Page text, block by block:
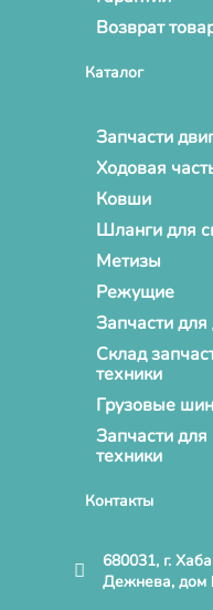
Возврат
Каталог
Запчасти
Ходовая
Ковши
Шланги для
Метизы
Режущие
Запчасти
Склад
техники
Грузовые
Запчасти
техники
Контакты
680031, г.
Дежнева,